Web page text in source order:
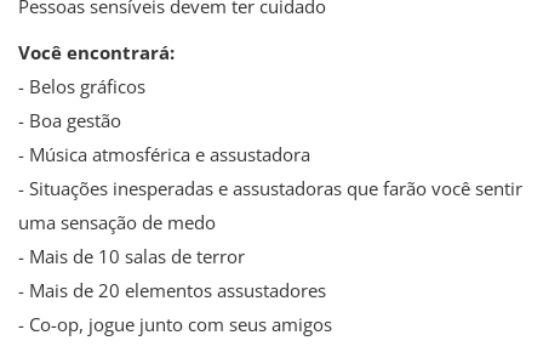
Pessoas sensíveis devem ter cuidado
Você encontrará:
- Belos gráficos
- Boa gestão
- Música atmosférica e assustadora
- Situações inesperadas e assustadoras que farão você sentir
uma sensação de medo
- Mais de 10 salas de terror
- Mais de 20 elementos assustadores
- Co-op, jogue junto com seus amigos